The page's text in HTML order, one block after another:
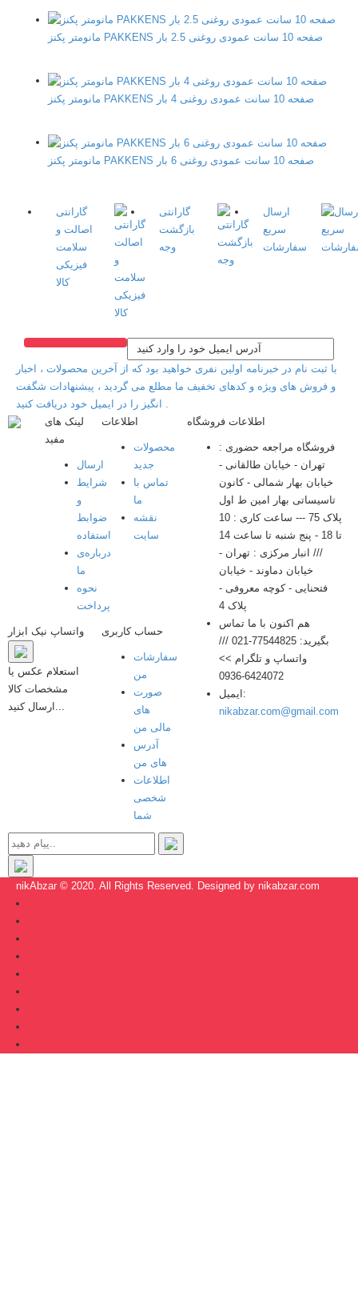
مانومتر پکنز PAKKENS صفحه 10 سانت عمودی روغنی 2.5 بار
مانومتر پکنز PAKKENS صفحه 10 سانت عمودی روغنی 4 بار
مانومتر پکنز PAKKENS صفحه 10 سانت عمودی روغنی 6 بار
ارسال
سریع
سفارشات
گارانتی
بازگشت
وجه
گارانتی
اصالت و
سلامت
فیزیکی
کالا
با ثبت نام در خبرنامه اولین نفری خواهید بود که از آخرین محصولات ، اخبار
و فروش های ویژه و کدهای تخفیف ما مطلع می گردید ، پیشنهادات شگفت
اطلاعات فروشگاه
فروشگاه مراجعه حضوری :
تهران - خیابان طالقانی -
خیابان بهار شمالی - کانون
تاسیساتی بهار امین ط اول
پلاک 75 --- ساعت کاری : 10
تا 18 - پنج شنبه تا ساعت 14
/// انبار مرکزی : تهران -
خیابان دماوند - خیابان
فتحنایی - کوچه معروفی -
پلاک 4
هم اکنون با ما تماس
بگیرید:
77544825-021 ///
واتساپ و تلگرام >>
6424072-0936
ایمیل:
nikabzar.com@gmail.com
اطلاعات
محصولات
جدید
تماس با
ما
نقشه
سایت
لینک های
مفید
ارسال
شرایط
و
ضوابط
استفاده
درباره‌ی
ما
نحوه
پرداخت
حساب کاربری
سفارشات
من
صورت
های
مالی من
آدرس
های من
اطلاعات
شخصی
شما
واتساپ نیک ابزار
استعلام عکس یا
مشخصات کالا
nikAbzar © 2020. All Rights Reserved. Designed by nikabzar.com